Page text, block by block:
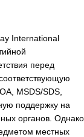
International
перед
MSDS/SDS,
поддержку на
органов. Однако
местных